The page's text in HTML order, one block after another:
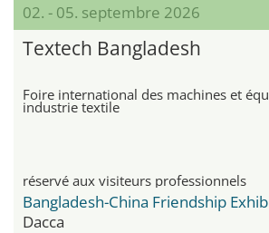
02. - 05. septembre 2026
Textech Bangladesh
Foire international des machines et
industrie textile
réservé aux visiteurs professionnels
Dacca